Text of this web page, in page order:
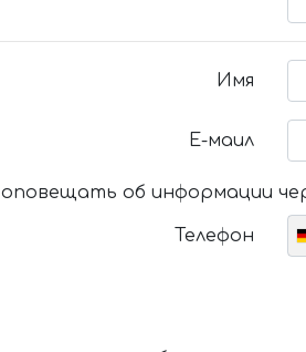
Имя
Е-маил
оповещать об информации
Телефон